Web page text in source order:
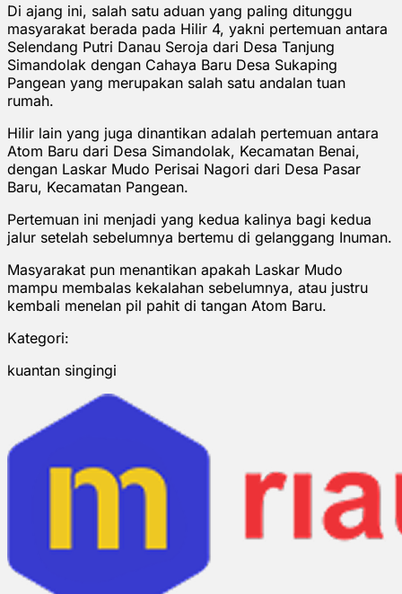
Di ajang ini, salah satu aduan yang paling ditunggu
masyarakat berada pada Hilir 4, yakni pertemuan antara
Selendang Putri Danau Seroja dari Desa Tanjung
Simandolak dengan Cahaya Baru Desa Sukaping
Pangean yang merupakan salah satu andalan tuan
rumah.
Hilir lain yang juga dinantikan adalah pertemuan antara
Atom Baru dari Desa Simandolak, Kecamatan Benai,
dengan Laskar Mudo Perisai Nagori dari Desa Pasar
Baru, Kecamatan Pangean.
Pertemuan ini menjadi yang kedua kalinya bagi kedua
jalur setelah sebelumnya bertemu di gelanggang Inuman.
Masyarakat pun menantikan apakah Laskar Mudo
mampu membalas kekalahan sebelumnya, atau justru
kembali menelan pil pahit di tangan Atom Baru.
Kategori:
kuantan singingi